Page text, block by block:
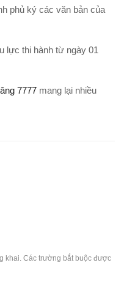
phủ ký các văn bản của
lực thi hành từ ngày 01
7777 mang lại nhiều
khai. Các trường bắt buộc được